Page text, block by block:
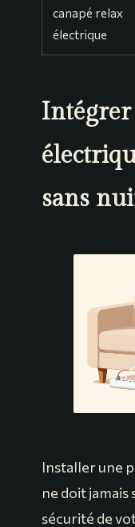
canapé relax
électrique
sans
Installer une
ne doit jamais
sécurité de